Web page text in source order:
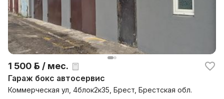
1 500 р. / мес.
Гараж бокс автосервис
Коммерческая ул, 4блок2к35, Брест, Брестская обл.